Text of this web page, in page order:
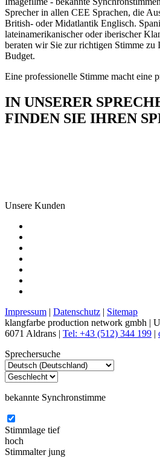
Sprecher in allen CEE Sprachen, die
British- oder Midatlantik Englisch.
lateinamerikanischer oder iberischer
beraten wir Sie zur richtigen Stimme
Budget.
Eine professionelle Stimme macht eine
IN UNSERER
FINDEN SIE IHREN
Unsere Kunden
Impressum | Datenschutz | Sitemap
klangfarbe production network gmbh |
6071 Aldrans | Tel: +43 (512) 344 199 |
Sprechersuche
bekannte Synchronstimme
Stimmlage tief
hoch
Stimmalter jung